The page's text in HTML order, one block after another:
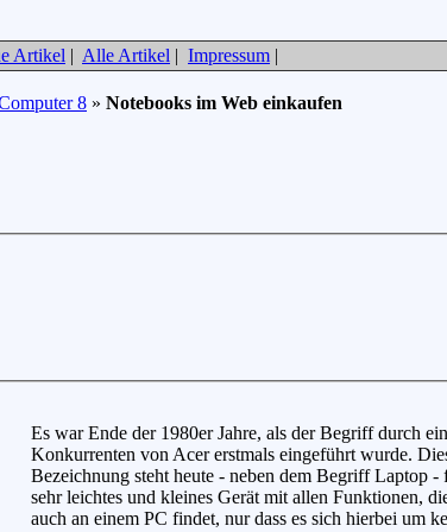
Artikel | Alle Artikel | Impressum |
8 » Notebooks im Web einkaufen
Es war Ende der 1980er Jahre, als der Begriff durch
Konkurrenten von Acer erstmals eingeführt wurde.
Bezeichnung steht heute - neben dem Begriff Laptop -
sehr leichtes und kleines Gerät mit allen Funktionen,
auch an einem PC findet, nur dass es sich hierbei um